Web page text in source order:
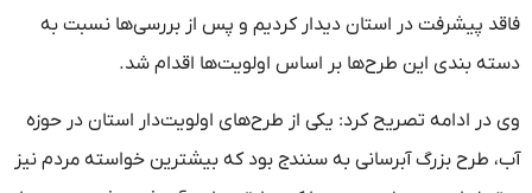
فاقد پیشرفت در استان دیدار کردیم و پس از بررسی‌ها نسبت به
دسته بندی این طرح‌ها بر اساس اولویت‌ها اقدام شد.
وی در ادامه تصریح کرد: یکی از طرح‌های اولویت‌دار استان در حوزه
آب، طرح بزرگ آبرسانی به سنندج بود که بیشترین خواسته مردم نیز